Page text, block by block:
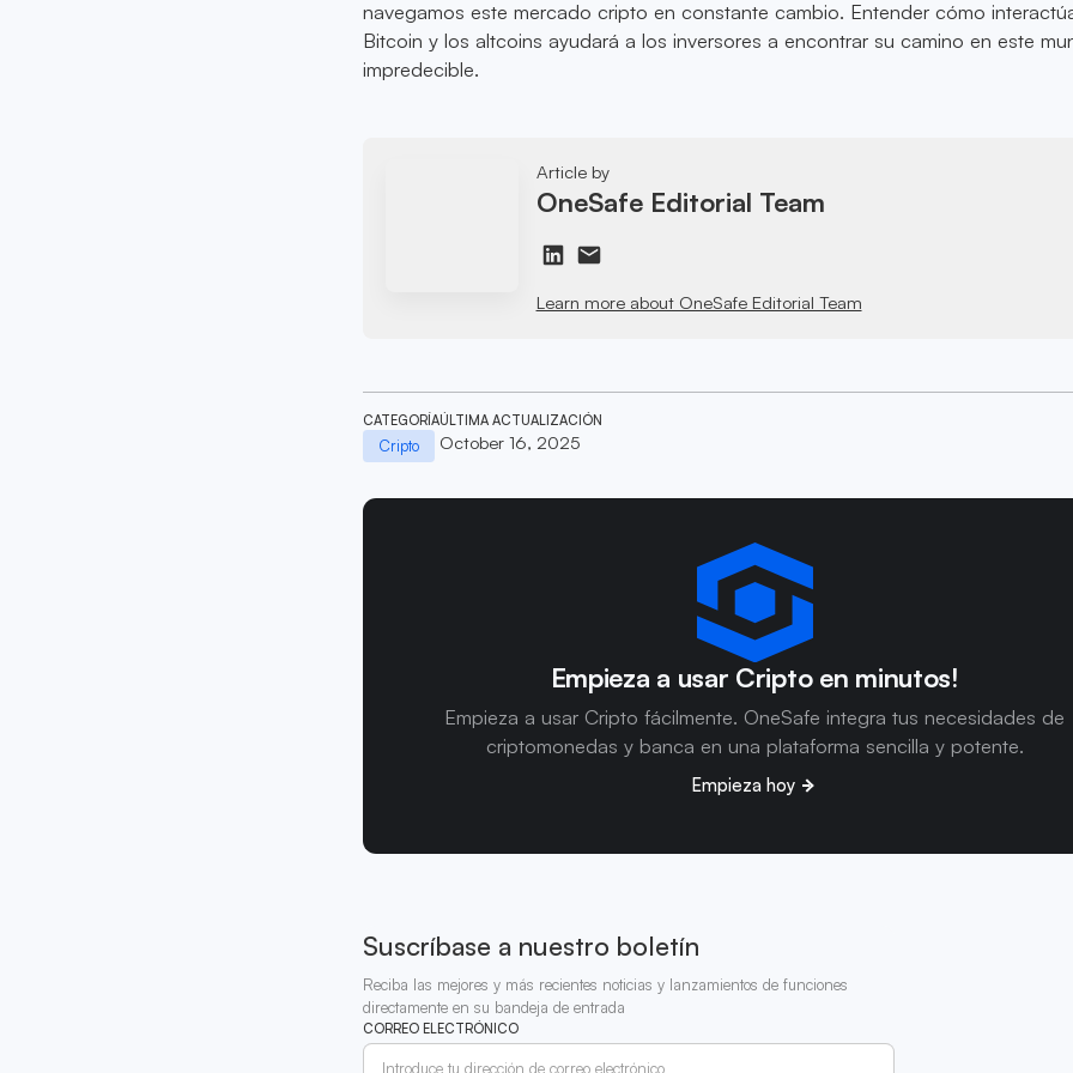
navegamos este mercado cripto en constante cambio. Entender cómo
Bitcoin y los altcoins ayudará a los inversores a encontrar su camino en este
impredecible.
Article by
OneSafe Editorial Team
Learn more about OneSafe Editorial Team
CATEGORÍA
Cripto
ÚLTIMA ACTUALIZACIÓN
October 16, 2025
Empieza a usar Cripto en minutos!
Empieza a usar Cripto fácilmente. OneSafe integra tus necesidades de
criptomonedas y banca en una plataforma sencilla y potente.
Empieza hoy
Suscríbase a nuestro boletín
Reciba las mejores y más recientes noticias y lanzamientos de funciones
directamente en su bandeja de entrada
CORREO ELECTRÓNICO